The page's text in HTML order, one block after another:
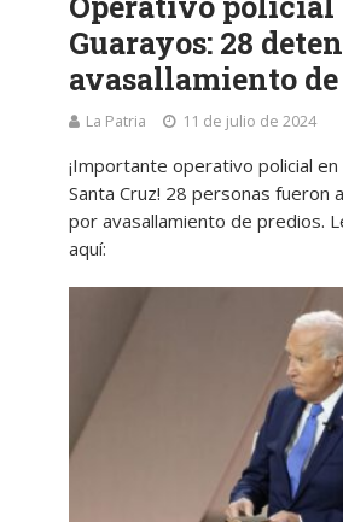
Guarayos: 28
avasallamiento
La Patria 11 de julio de 2024
¡Importante operativo policial en
Santa Cruz! 28 personas fueron
por avasallamiento de predios.
aquí: